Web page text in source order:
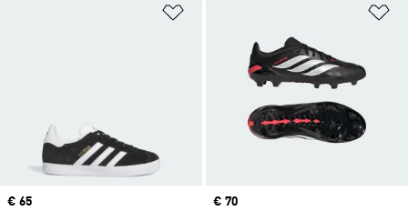
Ajouter à la Liste de produits
Prix
€ 65
Prix
€ 70